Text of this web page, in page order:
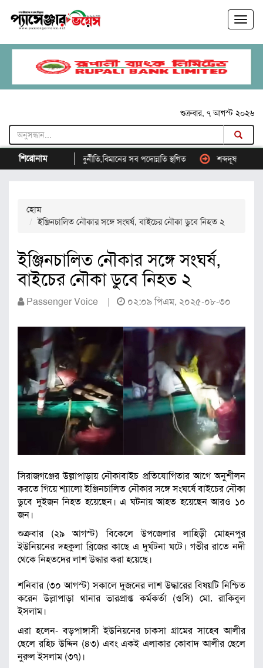
শুক্রবার, ৭ আগস্ট ২০২৬
শিরোনাম
অনিয়ম-দুর্নীতি,বিমানের সব পদোন্নতি স্থগিত শব্দদূষণ নিয়ন্ত্রণে নতুন
হোম
ইঞ্জিনচালিত নৌকার সঙ্গে সংঘর্ষ, বাইচের নৌকা ডুবে নিহত ২
ইঞ্জিনচালিত নৌকার সঙ্গে সংঘর্ষ,
বাইচের নৌকা ডুবে নিহত ২
Passenger Voice | ০২:০৯ পিএম, ২০২৫-০৮-৩০
সিরাজগঞ্জের উল্লাপাড়ায় নৌকাবাইচ প্রতিযোগিতার আগে অনুশীলন
করতে গিয়ে শ্যালো ইঞ্জিনচালিত নৌকার সঙ্গে সংঘর্ষে বাইচের নৌকা
ডুবে দুইজন নিহত হয়েছেন। এ ঘটনায় আহত হয়েছেন আরও ১০
জন।
শুক্রবার (২৯ আগস্ট) বিকেলে উপজেলার লাহিড়ী মোহনপুর
ইউনিয়নের দহকুলা ব্রিজের কাছে এ দুর্ঘটনা ঘটে। গভীর রাতে নদী
থেকে নিহতদের লাশ উদ্ধার করা হয়েছে।
শনিবার (৩০ আগস্ট) সকালে দুজনের লাশ উদ্ধারের বিষয়টি নিশ্চিত
করেন উল্লাপাড়া থানার ভারপ্রাপ্ত কর্মকর্তা (ওসি) মো. রাকিবুল
ইসলাম।
এরা হলেন- বড়পাঙ্গাসী ইউনিয়নের চাকসা গ্রামের সাহেব আলীর
ছেলে রহিচ উদ্দিন (৪৩) এবং একই এলাকার কোবাদ আলীর ছেলে
নুরুল ইসলাম (৩৭)।